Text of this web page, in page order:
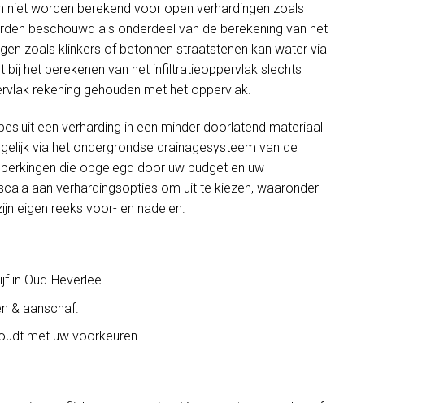
worden berekend voor open verhardingen zoals
beschouwd als onderdeel van de berekening van het
zoals klinkers of betonnen straatstenen kan water via
bij het berekenen van het infiltratieoppervlak slechts
rekening gehouden met het oppervlak.
een verharding in een minder doorlatend materiaal
via het ondergrondse drainagesysteem van de
die opgelegd door uw budget en uw
aan verhardingsopties om uit te kiezen, waaronder
eigen reeks voor- en nadelen.
in Oud-Heverlee.
& aanschaf.
met uw voorkeuren.